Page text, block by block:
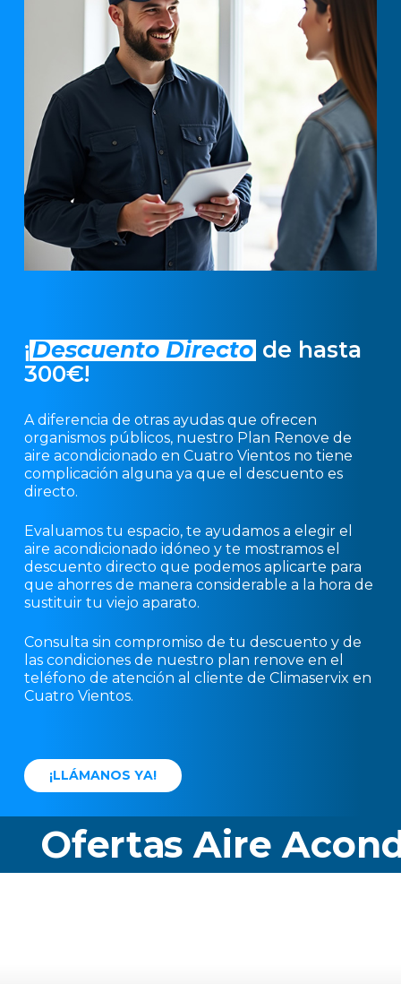
¡Descuento Directo de hasta
300€!
A diferencia de otras ayudas que ofrecen
organismos públicos, nuestro Plan Renove de
aire acondicionado en Cuatro Vientos no tiene
complicación alguna ya que el descuento es
directo.
Evaluamos tu espacio, te ayudamos a elegir el
aire acondicionado idóneo y te mostramos el
descuento directo que podemos aplicarte para
que ahorres de manera considerable a la hora de
sustituir tu viejo aparato.
Consulta sin compromiso de tu descuento y de
las condiciones de nuestro plan renove en el
teléfono de atención al cliente de Climaservix en
Cuatro Vientos.
¡LLÁMANOS YA!
Ofertas Aire